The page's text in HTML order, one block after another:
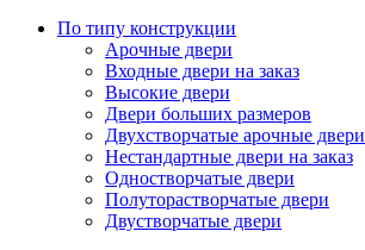
По типу конструкции
Арочные двери
Входные двери на заказ
Высокие двери
Двери больших размеров
Двухстворчатые арочные двери
Нестандартные двери на заказ
Одностворчатые двери
Полуторастворчатые двери
Двустворчатые двери